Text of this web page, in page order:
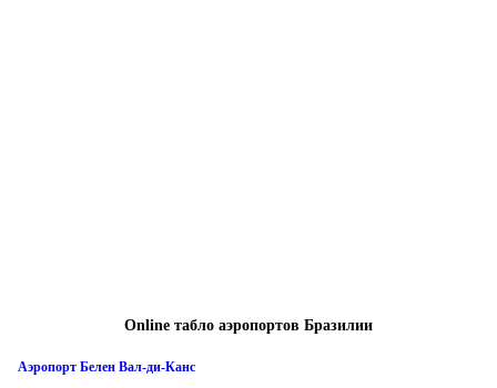
Online табло аэропортов Бразилии
Аэропорт Белен Вал-ди-Канс